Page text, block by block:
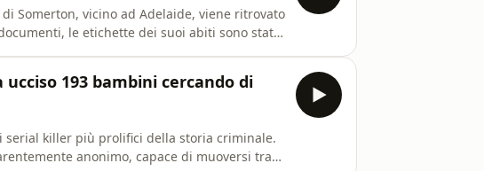
Somerton, vicino ad Adelaide, viene ritrovato
le etichette dei suoi abiti sono state
ucciso 193 bambini cercando di
serial killer più prolifici della storia criminale.
anonimo, capace di muoversi tra